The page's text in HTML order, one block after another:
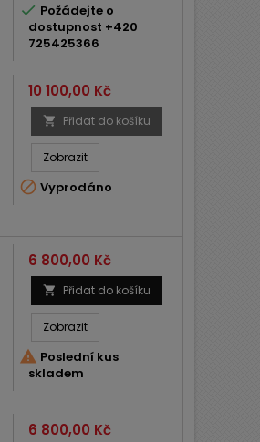
 Požádejte o
dostupnost +420
725425366
Cena
10 100,00 Kč
 Přidat do košíku
Zobrazit
 Vyprodáno
Cena
6 800,00 Kč
 Přidat do košíku
Zobrazit
 Poslední kus
skladem
Cena
6 800,00 Kč